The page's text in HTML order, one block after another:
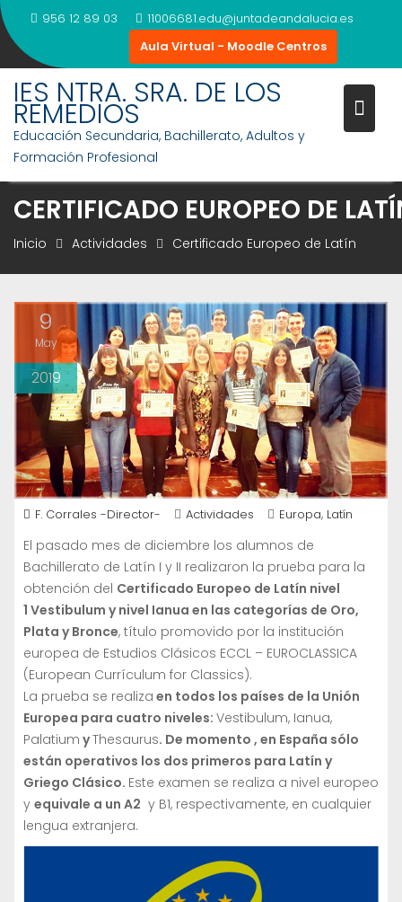
Saltar
al
contenido
956 12 89 03
11006681.edu@juntadeandalucia.es
Aula Virtual - Moodle Centros
IES NTRA. SRA. DE LOS
REMEDIOS
Educación Secundaria, Bachillerato, Adultos y
Formación Profesional
CERTIFICADO EUROPEO DE
Inicio Actividades Certificado Europeo de Latín
9
May
2019
F. Corrales -Director- Actividades Europa, Latín
El pasado mes de diciembre los alumnos de
Bachillerato de Latín I y II realizaron la prueba para la
obtención del Certificado Europeo de Latín nivel
1 Vestibulum y nivel Ianua en las categorías de Oro,
Plata y Bronce, título promovido por la institución
europea de Estudios Clásicos ECCL – EUROCLASSICA
(European Currículum for Classics).
La prueba se realiza en todos los países de la Unión
Europea para cuatro niveles: Vestibulum, Ianua,
Palatium yThesaurus. De momento , en España sólo
están operativos los dos primeros para Latín y
Griego Clásico. Este examen se realiza a nivel europeo
y equivale a un A2 y B1, respectivamente, en cualquier
lengua extranjera.